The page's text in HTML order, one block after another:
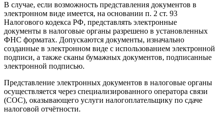
В случае, если возможность представления документов в
электронном виде имеется, на основании п. 2 ст. 93
Налогового кодекса РФ, представлять электронные
документы в налоговые органы разрешено в установленных
ФНС форматах. Допускаются документы, изначально
созданные в электронном виде с использованием электронной
подписи, а также сканы бумажных документов, подписанные
электронной подписью.
Представление электронных документов в налоговые органы
осуществляется через специализированного оператора связи
(СОС), оказывающего услуги налогоплательщику по сдаче
налоговой отчётности.